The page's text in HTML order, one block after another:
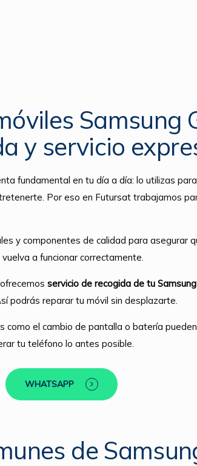
Samsung
y servicio
fundamental en tu día a día: lo utilizas
Por eso en Futursat trabajamos
y componentes de calidad para asegurar
a funcionar correctamente.
servicio de recogida de tu
podrás reparar tu móvil sin desplazarte.
como el cambio de pantalla o batería
tu teléfono lo antes posible.
WHATSAPP
de